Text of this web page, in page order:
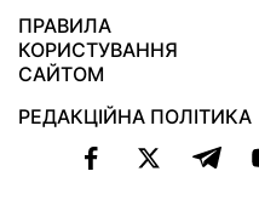
ПРАВИЛА
КОРИСТУВАННЯ
САЙТОМ
РЕДАКЦІЙНА ПОЛІТИКА